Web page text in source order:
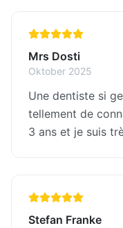
Mrs Dosti
Oktober 2025
Une dentiste si
tellement de
3 ans et je suis
Stefan Franke